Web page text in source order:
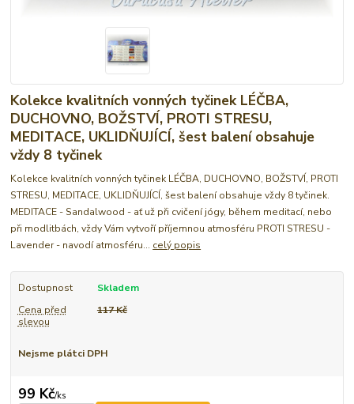
Kolekce kvalitních vonných tyčinek LÉČBA,
DUCHOVNO, BOŽSTVÍ, PROTI STRESU,
MEDITACE, UKLIDŇUJÍCÍ, šest balení obsahuje
vždy 8 tyčinek
Kolekce kvalitních vonných tyčinek LÉČBA, DUCHOVNO, BOŽSTVÍ, PROTI
STRESU, MEDITACE, UKLIDŇUJÍCÍ, šest balení obsahuje vždy 8 tyčinek.
MEDITACE - Sandalwood - ať už při cvičení jógy, během meditací, nebo
při modlitbách, vždy Vám vytvoří příjemnou atmosféru PROTI STRESU -
Lavender - navodí atmosféru... celý popis
Dostupnost
Skladem
Cena před
slevou
117 Kč
Nejsme plátci DPH
99 Kč/ks